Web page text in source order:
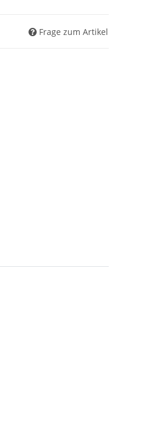
Frage zum Artikel